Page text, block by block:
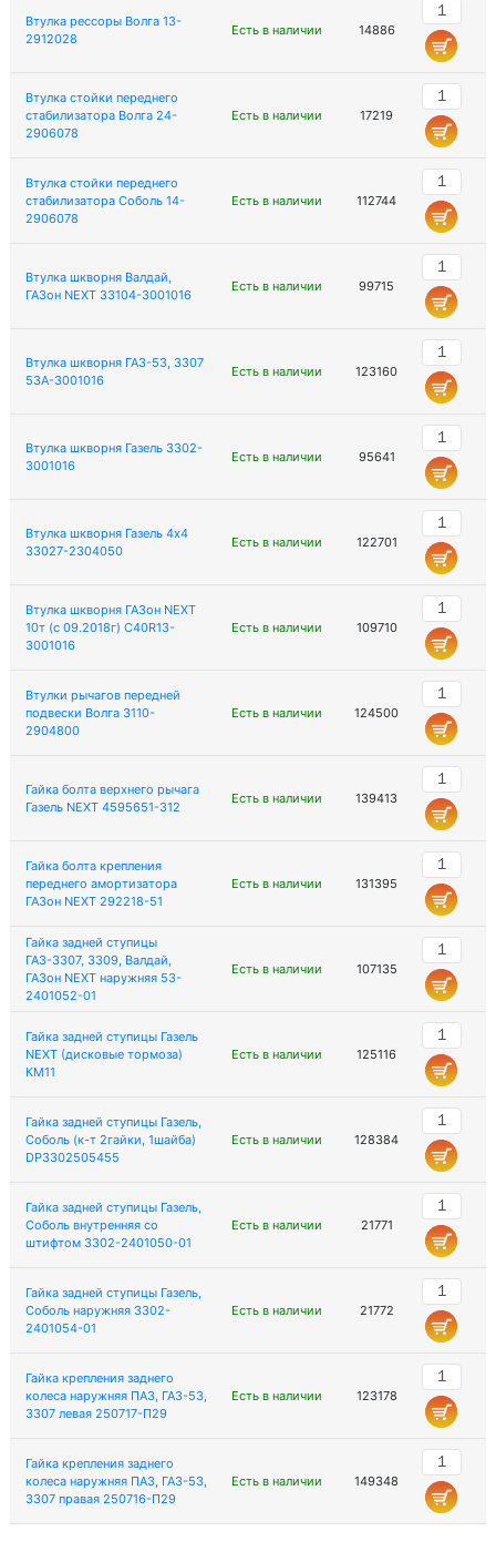
Втулка рессоры Волга 13-
2912028
Есть в наличии 14886
Втулка стойки переднего
стабилизатора Волга 24-
2906078
Есть в наличии 17219
Втулка стойки переднего
стабилизатора Соболь 14-
2906078
Есть в наличии 112744
Втулка шкворня Валдай,
ГАЗон NEXT 33104-3001016
Есть в наличии 99715
Втулка шкворня ГАЗ-53, 3307
53А-3001016
Есть в наличии 123160
Втулка шкворня Газель 3302-
3001016
Есть в наличии 95641
Втулка шкворня Газель 4х4
33027-2304050
Есть в наличии 122701
Втулка шкворня ГАЗон NEXT
10т (с 09.2018г) C40R13-
3001016
Есть в наличии 109710
Втулки рычагов передней
подвески Волга 3110-
2904800
Есть в наличии 124500
Гайка болта верхнего рычага
Газель NEXT 4595651-312
Есть в наличии 139413
Гайка болта крепления
переднего амортизатора
ГАЗон NEXT 292218-51
Есть в наличии 131395
Гайка задней ступицы
ГАЗ-3307, 3309, Валдай,
ГАЗон NEXT наружняя 53-
2401052-01
Есть в наличии 107135
Гайка задней ступицы Газель
NEXT (дисковые тормоза)
КМ11
Есть в наличии 125116
Гайка задней ступицы Газель,
Соболь (к-т 2гайки, 1шайба)
DP3302505455
Есть в наличии 128384
Гайка задней ступицы Газель,
Соболь внутренняя со
штифтом 3302-2401050-01
Есть в наличии 21771
Гайка задней ступицы Газель,
Соболь наружняя 3302-
2401054-01
Есть в наличии 21772
Гайка крепления заднего
колеса наружняя ПАЗ, ГАЗ-53,
3307 левая 250717-П29
Есть в наличии 123178
Гайка крепления заднего
колеса наружняя ПАЗ, ГАЗ-53,
3307 правая 250716-П29
Есть в наличии 149348